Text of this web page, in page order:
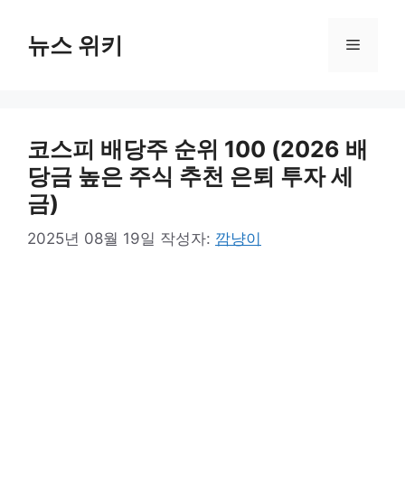
뉴스 위키 메
코스피 배당주 순위 100 (2026 배
당금 높은 주식 추천 은퇴 투자 세
금)
2025년 08월 19일 작성자: 깜냥이